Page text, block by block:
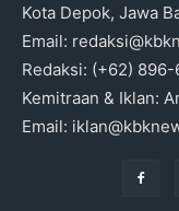
Kota Depok, Jawa
Email:
Redaksi: (+62)
Kemitraan & Iklan:
Email: